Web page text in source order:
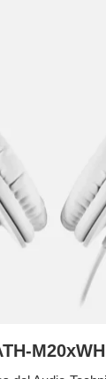
M20xWH